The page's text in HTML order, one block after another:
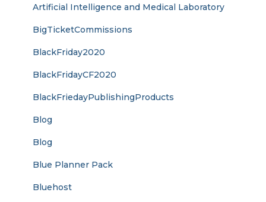
Artificial Intelligence and Medical Laboratory
BigTicketCommissions
BlackFriday2020
BlackFridayCF2020
BlackFriedayPublishingProducts
Blog
Blog
Blue Planner Pack
Bluehost